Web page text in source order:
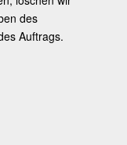
des
Auftrags.